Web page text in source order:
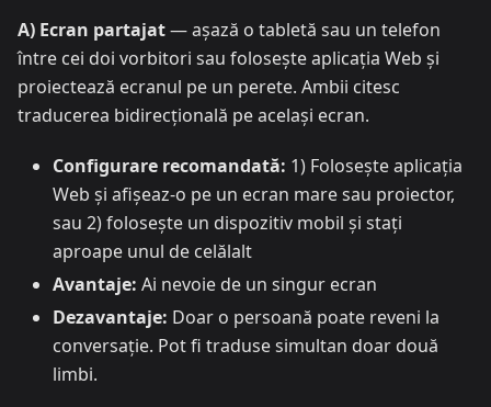
A) Ecran partajat— așază o tabletă sau un telefon
între cei doi vorbitori sau folosește aplicația Web și
proiectează ecranul pe un perete. Ambii citesc
traducerea bidirecțională pe același ecran.
Configurare recomandată: 1) Folosește aplicația
Web și afișeaz-o pe un ecran mare sau proiector,
sau 2) folosește un dispozitiv mobil și stați
aproape unul de celălalt
Avantaje: Ai nevoie de un singur ecran
Dezavantaje: Doar o persoană poate reveni la
conversație. Pot fi traduse simultan doar două
limbi.